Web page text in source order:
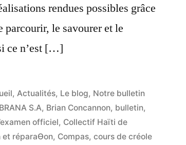
rendues possibles grâce
le savourer et le
ce n’est […]
, Actualités, Le blog, Notre bulletin
BRANA S.A, Brian Concannon, bulletin,
officiel, Collectif Haïti de
et réparaƟon, Compas,cours de créole